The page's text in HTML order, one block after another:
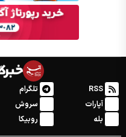
RSS تلگرام
آپارات
سروش
بله
روبیکا